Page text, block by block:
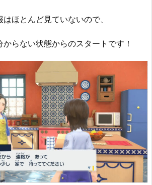
ほとんど見ていないので、
らない状態からのスタートです！